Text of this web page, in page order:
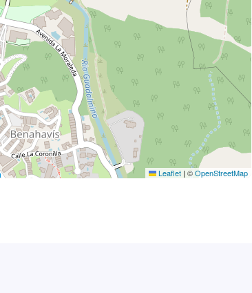
Leaflet | ©OpenStreetMap